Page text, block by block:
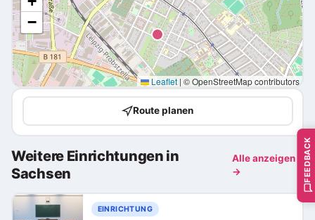
−
Leaflet | © OpenStreetMap contributors
Route planen
Weitere Einrichtungen in
Sachsen
Alle anzeigen
→
EINRICHTUNG
FEEDBACK